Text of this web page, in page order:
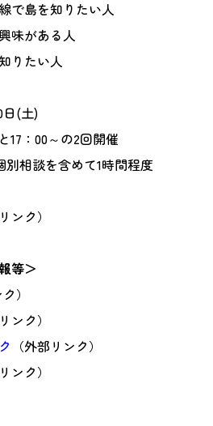
で島を知りたい人
味がある人
りたい人
日(土)
17：00～の2回開催
別相談を含めて1時間程度
ンク）
等＞
）
ンク）
（外部リンク）
ンク）